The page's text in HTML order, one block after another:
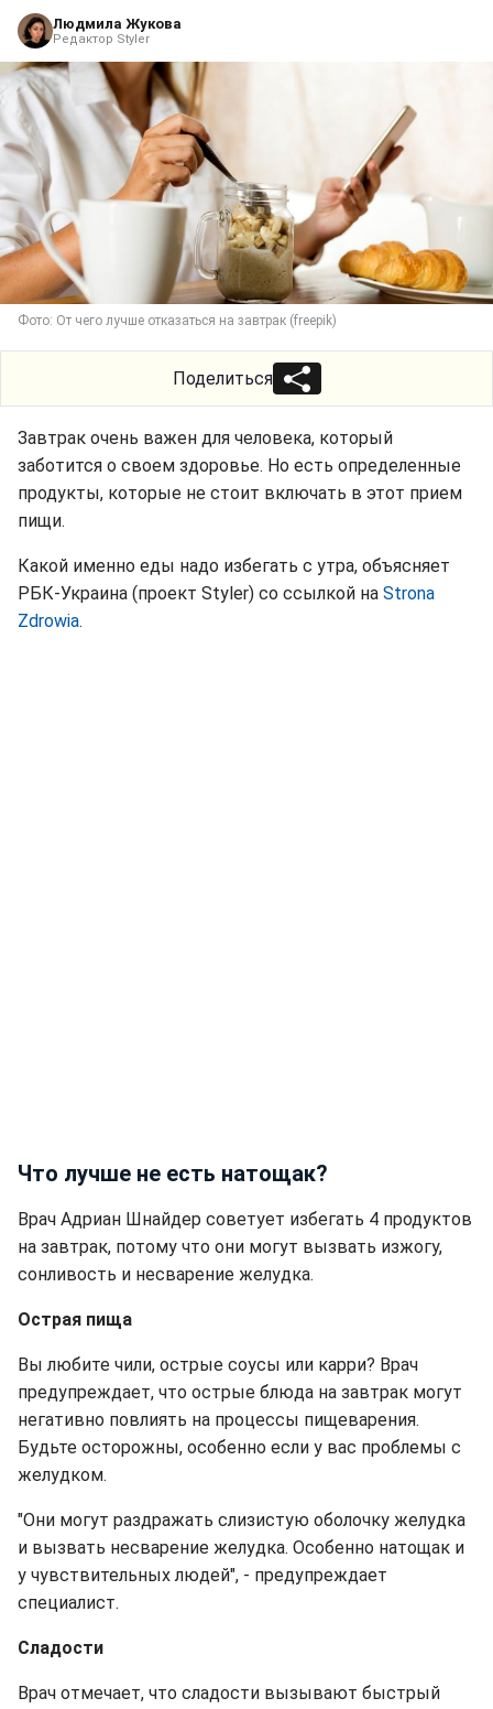
Людмила Жукова
Редактор Styler
Фото: От чего лучше отказаться на завтрак (freepik)
Поделиться
Завтрак очень важен для человека, который
заботится о своем здоровье. Но есть определенные
продукты, которые не стоит включать в этот прием
пищи.
Какой именно еды надо избегать с утра, объясняет
РБК-Украина (проект Styler) со ссылкой на Strona
Zdrowia.
Что лучше не есть натощак?
Врач Адриан Шнайдер советует избегать 4 продуктов
на завтрак, потому что они могут вызвать изжогу,
сонливость и несварение желудка.
Острая пища
Вы любите чили, острые соусы или карри? Врач
предупреждает, что острые блюда на завтрак могут
негативно повлиять на процессы пищеварения.
Будьте осторожны, особенно если у вас проблемы с
желудком.
"Они могут раздражать слизистую оболочку желудка
и вызвать несварение желудка. Особенно натощак и
у чувствительных людей", - предупреждает
специалист.
Сладости
Врач отмечает, что сладости вызывают быстрый